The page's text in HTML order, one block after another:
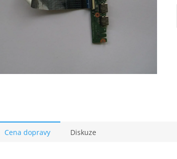
Cena dopravy Diskuze